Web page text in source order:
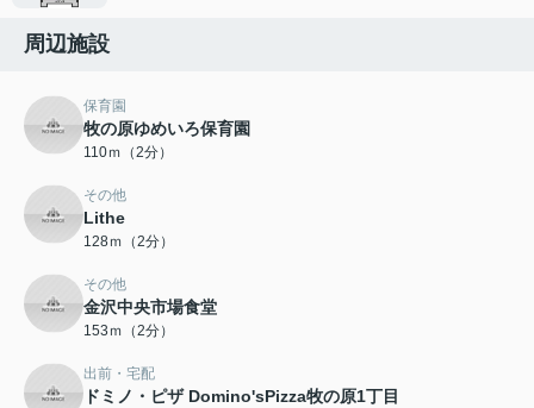
周辺施設
保育園
牧の原ゆめいろ保育園
110ｍ（2分）
その他
Lithe
128ｍ（2分）
その他
金沢中央市場食堂
153ｍ（2分）
出前・宅配
ドミノ・ピザ Domino'sPizza牧の原1丁目